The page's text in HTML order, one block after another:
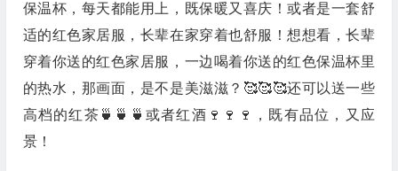
保温杯，每天都能用上，既保暖又喜庆！或者是一套舒
适的红色家居服，长辈在家穿着也舒服！想想看，长辈
穿着你送的红色家居服，一边喝着你送的红色保温杯里
的热水，那画面，是不是美滋滋？🥰🥰🥰还可以送一些
高档的红茶🍵🍵🍵或者红酒🍷🍷🍷，既有品位，又应
景！